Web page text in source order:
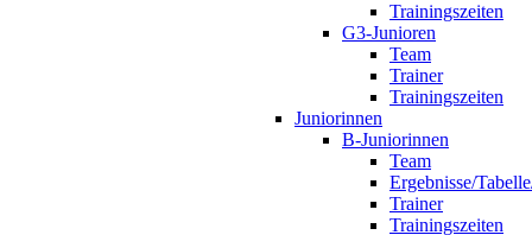
Trainingszeiten
G3-Junioren
Team
Trainer
Trainingszeiten
Juniorinnen
B-Juniorinnen
Team
Ergebnisse/
Trainer
Trainingszeiten